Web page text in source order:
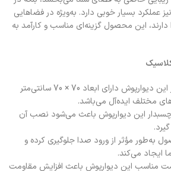
عملکرد بسیار خوبی دارد. به‌ویژه در فضاهایی
این محصول گزینه‌ای مناسب و کارآمد به
: هر قطعه از این دیوارپوش دارای ابعاد 70 × 70 سانتی‌متر
مختلف ایده‌آل می‌باشد.
این دیوارپوش باعث می‌شود نصب آن
به‌طور مؤثر از ورود صدا جلوگیری کرده و
ایجاد می‌کند.
مناسب این دیوارپوش باعث افزایش مقاومت